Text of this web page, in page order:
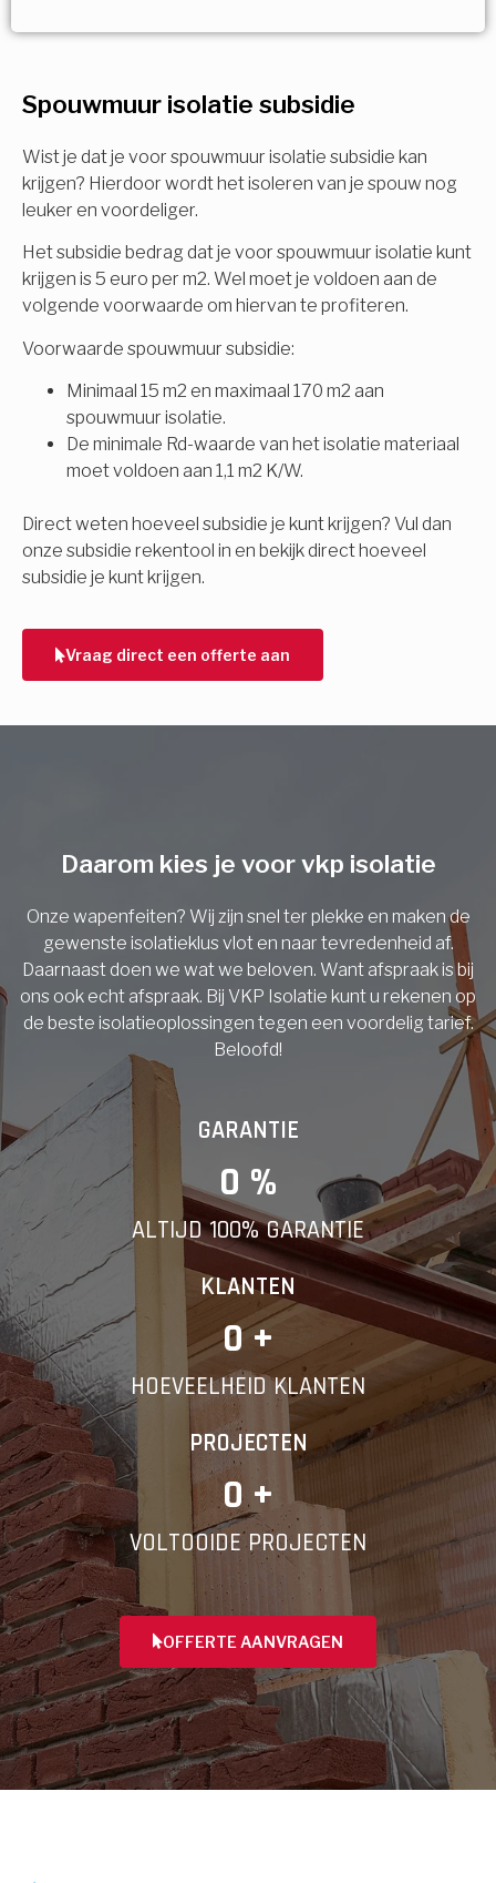
Spouwmuur isolatie subsidie
Wist je dat je voor spouwmuur isolatie subsidie kan
krijgen? Hierdoor wordt het isoleren van je spouw nog
leuker en voordeliger.
Het subsidie bedrag dat je voor spouwmuur isolatie kunt
krijgen is 5 euro per m2. Wel moet je voldoen aan de
volgende voorwaarde om hiervan te profiteren.
Voorwaarde spouwmuur subsidie:
Minimaal 15 m2 en maximaal 170 m2 aan
spouwmuur isolatie.
De minimale Rd-waarde van het isolatie materiaal
moet voldoen aan 1,1 m2 K/W.
Direct weten hoeveel subsidie je kunt krijgen? Vul dan
onze subsidie rekentool in en bekijk direct hoeveel
subsidie je kunt krijgen.
Vraag direct een offerte aan
Meerdere keuzes mogelijk
Isolatiemaatregel
Spouwisolatie
Vloerisolatie
Dakisolatie
Gevelisolatie
Vorige
subsidie!
Vul uw gegevens in en ontvang nu direct uw
berekening per mail.
Voornaam
Achternaam
Vorige
Daarom kies je voor vkp isolatie
Onze wapenfeiten? Wij zijn snel ter plekke en maken de
gewenste isolatieklus vlot en naar tevredenheid af.
Daarnaast doen we wat we beloven. Want afspraak is bij
ons ook echt afspraak. Bij VKP Isolatie kunt u rekenen op
de beste isolatieoplossingen tegen een voordelig tarief.
Beloofd!
GARANTIE
0 %
ALTIJD 100% GARANTIE
KLANTEN
0 +
HOEVEELHEID KLANTEN
PROJECTEN
0 +
VOLTOOIDE PROJECTEN
OFFERTE AANVRAGEN